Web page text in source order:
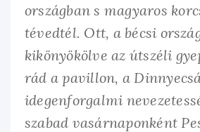
országban s magyaros
tévedtél. Ott, a bécsi
kikönyökölve az útszéli
rád a pavillon, a
idegenforgalmi
szabad vasárnaponként